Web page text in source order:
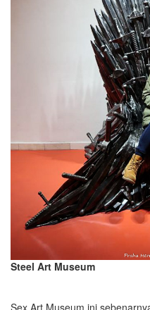
Steel Art Museum
Sex Art Museum ini